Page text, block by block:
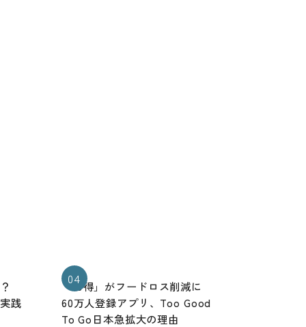
践
04
「お得」がフードロス削減に
60万人登録アプリ、Too Good
To Go日本急拡大の理由